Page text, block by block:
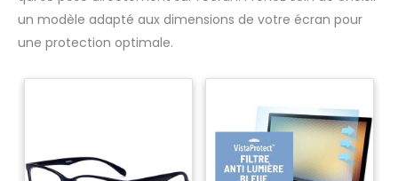
un modèle adapté aux dimensions de votre écran pour
une protection optimale.